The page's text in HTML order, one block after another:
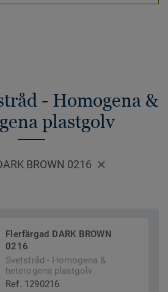
- Homogena &
plastgolv
BROWN 0216
Flerfärgad DARK BROWN
0216
Svetstråd - Homogena &
heterogena plastgolv
Ref. 1290216